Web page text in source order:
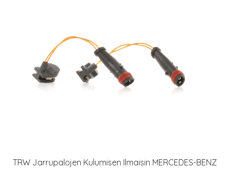
TRW Jarrupalojen Kulumisen Ilmaisin MERCEDES-BENZ